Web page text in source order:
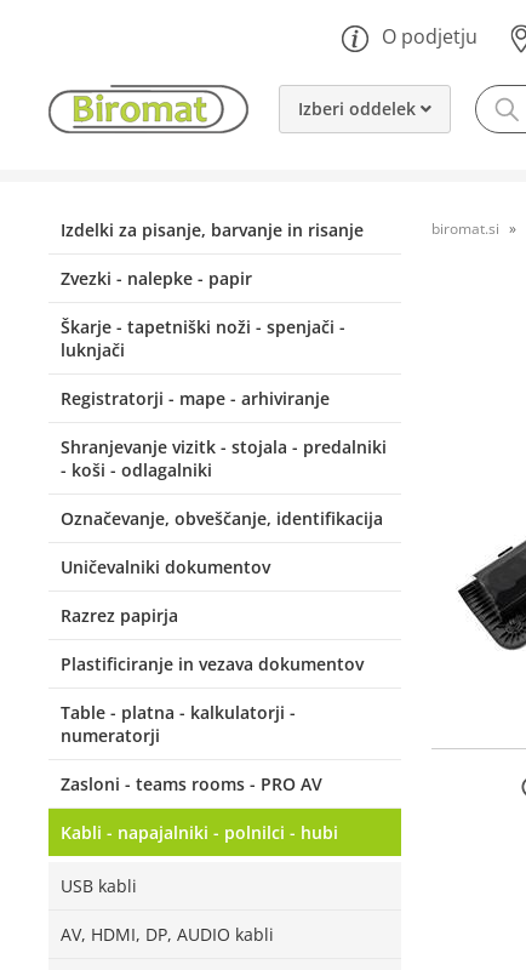
O podjetju
Izberi oddelek
Izdelki za pisanje, barvanje in risanje
Zvezki - nalepke - papir
Škarje - tapetniški noži - spenjači -
luknjači
Registratorji - mape - arhiviranje
Shranjevanje vizitk - stojala - predalniki
- koši - odlagalniki
Označevanje, obveščanje, identifikacija
Uničevalniki dokumentov
Razrez papirja
Plastificiranje in vezava dokumentov
Table - platna - kalkulatorji -
numeratorji
Zasloni - teams rooms - PRO AV
Kabli - napajalniki - polnilci - hubi
USB kabli
AV, HDMI, DP, AUDIO kabli
biromat.si